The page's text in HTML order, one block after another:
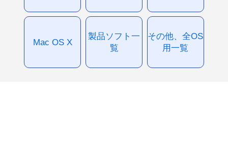
Mac OS X
製品ソフト一
覧
その他、全OS
用一覧